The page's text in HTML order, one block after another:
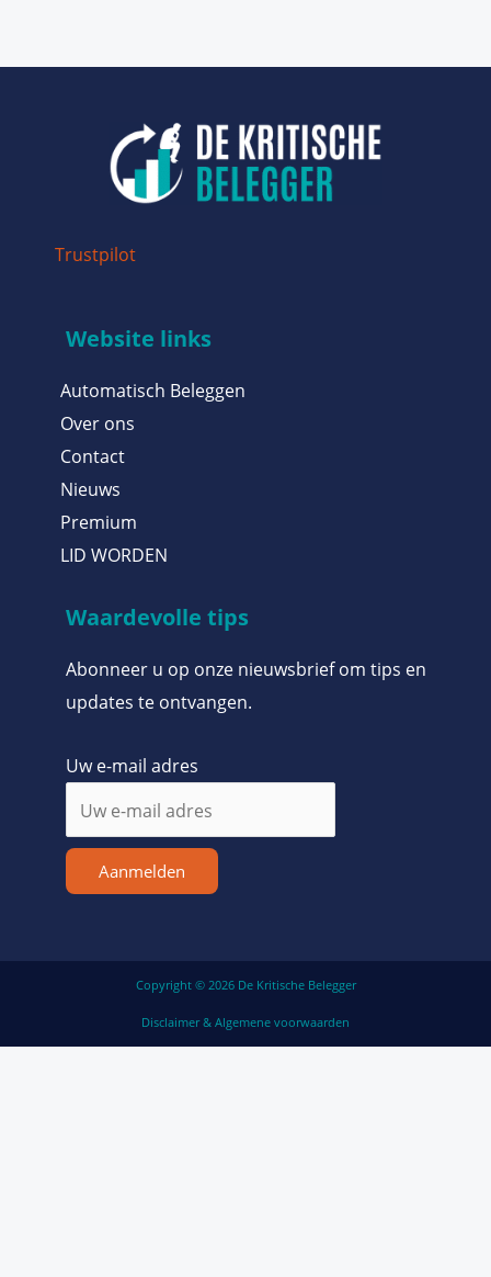
Trustpilot
Website links
Automatisch Beleggen
Over ons
Contact
Nieuws
Premium
LID WORDEN
Waardevolle tips
Abonneer u op onze nieuwsbrief om tips en
updates te ontvangen.
Uw e-mail adres
Aanmelden
Copyright © 2026 De Kritische Belegger
Disclaimer & Algemene voorwaarden